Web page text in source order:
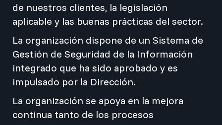
de nuestros clientes, la legislación
aplicable y las buenas prácticas del sector.
La organización dispone de un Sistema de
Gestión de Seguridad de la Información
integrado que ha sido aprobado y es
impulsado por la Dirección.
La organización se apoya en la mejora
continua tanto de los procesos